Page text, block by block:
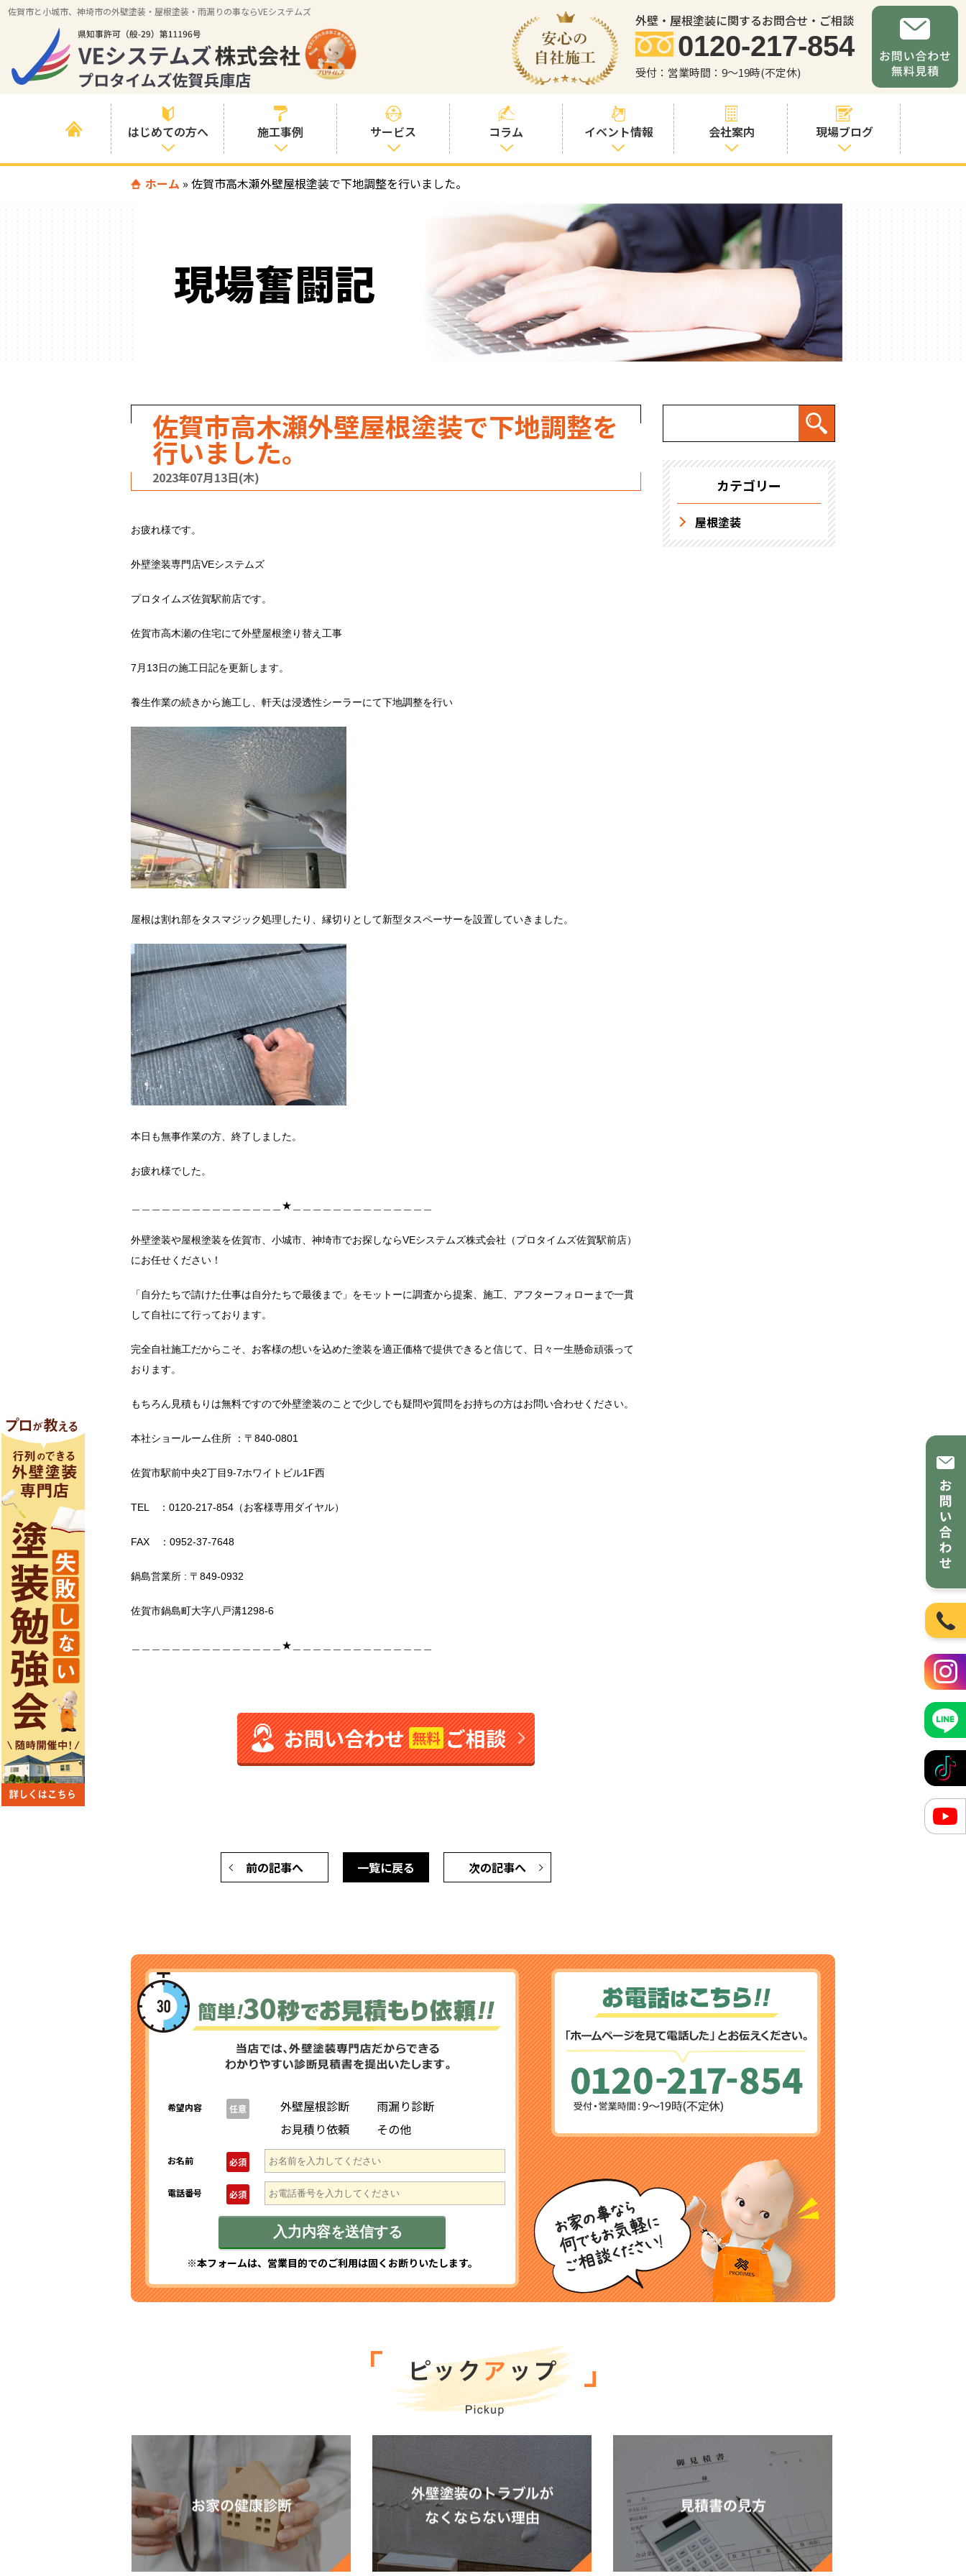
佐賀市と小城市、神埼市の外壁塗装・屋根塗装・雨漏りの事ならVEシステムズ
外壁・屋根塗装に関するお問合せ・ご相談
0120-217-854
受付：営業時間：9～19時(不定休)
はじめての方へ
はじめて外壁塗
いる方へ
喜んでいただけ
る３つの理由
施工事例
すべての事例
例
色の事例
サービス
塗装プランと価
お客様との交流
を大切に
見積書の見方
コラム
塗装コラム
塗料コラム
イベント情報 会社案内
職人・スタッフ
紹介
お問い合わせか
らの流れ
求人情報
現場ブログ
ホーム » 佐賀市高木瀬外壁屋根塗装で下地調整を行いました。
現場奮闘記
佐賀市高木瀬外壁屋根塗装で下地調整を
行いました。
2023年07月13日(木)
お疲れ様です。
外壁塗装専門店VEシステムズ
プロタイムズ佐賀駅前店です。
佐賀市高木瀬の住宅にて外壁屋根塗り替え工事
7月13日の施工日記を更新します。
養生作業の続きから施工し、軒天は浸透性シーラーにて下地調整を行い
屋根は割れ部をタスマジック処理したり、縁切りとして新型タスペーサーを設置していきました。
本日も無事作業の方、終了しました。
お疲れ様でした。
＿＿＿＿＿＿＿＿＿＿＿＿＿＿＿★＿＿＿＿＿＿＿＿＿＿＿＿＿＿
外壁塗装や屋根塗装を佐賀市、小城市、神埼市でお探しならVEシステムズ株式会社（プロタイムズ佐賀駅前店）
にお任せください！
「自分たちで請けた仕事は自分たちで最後まで」をモットーに調査から提案、施工、アフターフォローまで一貫
して自社にて行っております。
完全自社施工だからこそ、お客様の想いを込めた塗装を適正価格で提供できると信じて、日々一生懸命頑張って
おります。
もちろん見積もりは無料ですので外壁塗装のことで少しでも疑問や質問をお持ちの方はお問い合わせください。
本社ショールーム住所 ：〒840-0801
佐賀市駅前中央2丁目9-7ホワイトビル1F西
TEL ：0120-217-854（お客様専用ダイヤル）
FAX ：0952-37-7648
鍋島営業所 : 〒849-0932
佐賀市鍋島町大字八戸溝1298-6
＿＿＿＿＿＿＿＿＿＿＿＿＿＿＿★＿＿＿＿＿＿＿＿＿＿＿＿＿＿
お問い合わせ無料 ご相談
前の記事へ 次の記事へ
一覧に戻る
カテゴリー
屋根塗装
希望内容 任意 外壁屋根診断
雨漏り診断
お見積り依頼
その他
お名前 必須
電話番号 必須
※本フォームは、営業目的でのご利用は固くお断りいたします。